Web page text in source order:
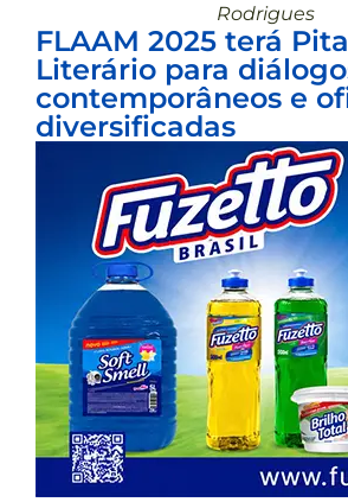
Rodrigues
FLAAM 2025 terá
Literário para
contemporâneos e
diversificadas